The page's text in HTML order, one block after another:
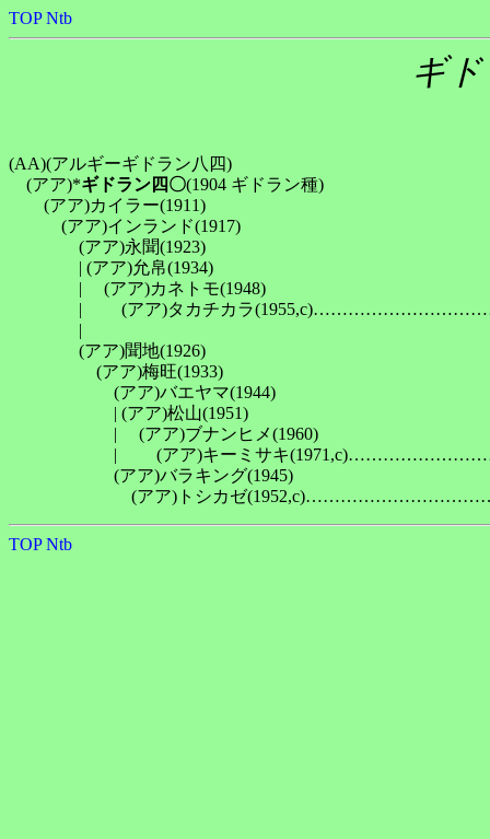
TOP Ntb
ギ
(AA)(アルギーギドラン八四)
(アア)*ギドラン四〇(1904 ギドラン種)
(アア)カイラー(1911)
(アア)インランド(1917)
(アア)永聞(1923)
| (アア)允帛(1934)
| 　(アア)カネトモ(1948)
| 　　(アア)タカチカラ
| 　　　　　　　　　　　　　　　　　　　　　　　　
(アア)聞地(1926)
(アア)梅旺(1933)
(アア)バエヤマ(1944)
| (アア)松山(1951)
| 　(アア)ブナンヒメ(1960)
| 　　(アア)キーミサキ
(アア)バラキング(1945)
TOP Ntb